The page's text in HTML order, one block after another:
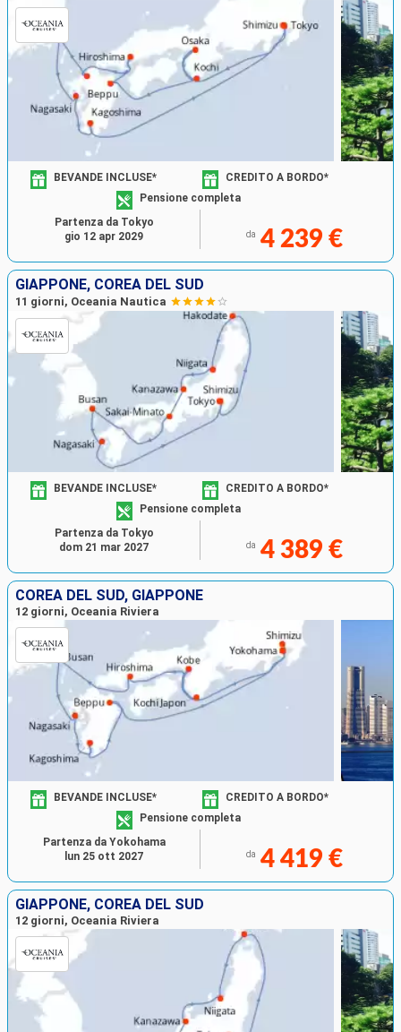
BEVANDE INCLUSE*
CREDITO A BORDO*
Pensione completa
da 4 239 €
Partenza da Tokyo
gio 12 apr 2029
GIAPPONE, COREA DEL SUD
11 giorni, Oceania Nautica
BEVANDE INCLUSE*
CREDITO A BORDO*
Pensione completa
da 4 389 €
Partenza da Tokyo
dom 21 mar 2027
COREA DEL SUD, GIAPPONE
12 giorni, Oceania Riviera
BEVANDE INCLUSE*
CREDITO A BORDO*
Pensione completa
da 4 419 €
Partenza da Yokohama
lun 25 ott 2027
GIAPPONE, COREA DEL SUD
12 giorni, Oceania Riviera